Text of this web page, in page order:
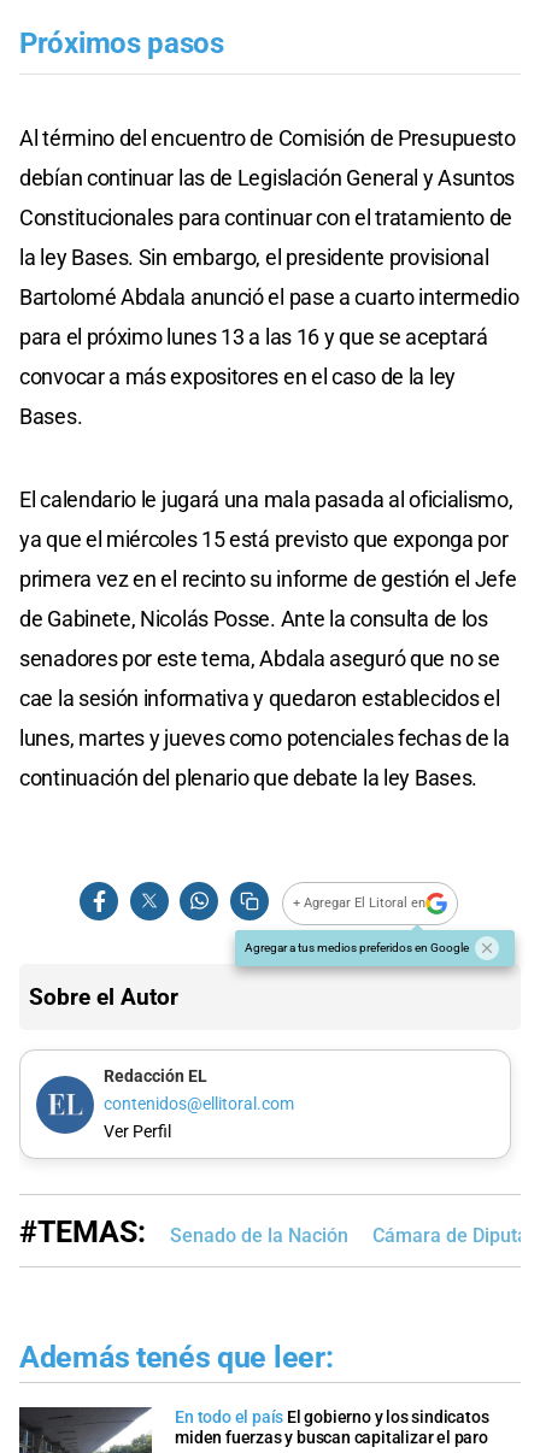
Próximos pasos
Al término del encuentro de Comisión de Presupuesto
debían continuar las de Legislación General y Asuntos
Constitucionales para continuar con el tratamiento de
la ley Bases. Sin embargo, el presidente provisional
Bartolomé Abdala anunció el pase a cuarto intermedio
para el próximo lunes 13 a las 16 y que se aceptará
convocar a más expositores en el caso de la ley
Bases.
El calendario le jugará una mala pasada al oficialismo,
ya que el miércoles 15 está previsto que exponga por
primera vez en el recinto su informe de gestión el Jefe
de Gabinete, Nicolás Posse. Ante la consulta de los
senadores por este tema, Abdala aseguró que no se
cae la sesión informativa y quedaron establecidos el
lunes, martes y jueves como potenciales fechas de la
continuación del plenario que debate la ley Bases.
+ Agregar El Litoral en
Agregar a tus medios preferidos en Google
Sobre el Autor
Redacción EL
contenidos@ellitoral.com
Ver Perfil
#TEMAS: Senado de la Nación Cámara de
Además tenés que leer:
En todo el país El gobierno y los sindicatos
miden fuerzas y buscan capitalizar el paro